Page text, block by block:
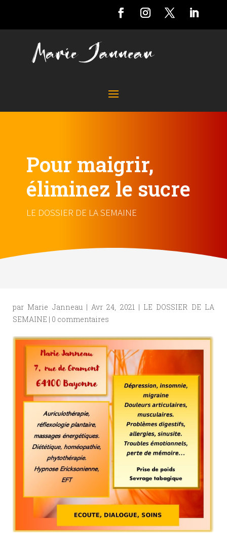
Pour maigrir,
éliminez le sucre
LE DOSSIER DE LA SEMAINE
par Marie Janneau|Avr 24, 2021| LE DOSSIER DE LA
SEMAINE | 0 commentaires